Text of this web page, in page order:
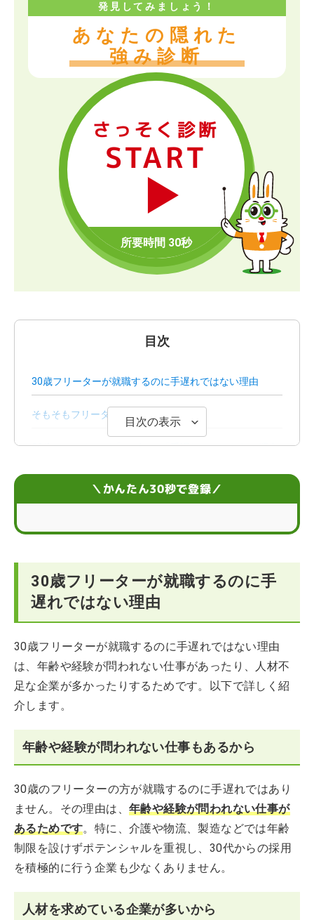
発見してみましょう！
あなたの隠れた
強み診断
さっそく診断
START
目次
30歳フリーターが就職するのに手遅れではない理由
そもそもフリーターとは？
30歳フリーターが「やばい」「手遅れ」といわれる理由
「30歳」「フリーター」に関するよくある質問
目次の表示
＼かんたん30秒で登録／
30歳フリーターが就職するのに手
遅れではない理由
30歳フリーターが就職するのに手遅れではない理由
は、年齢や経験が問われない仕事があったり、人材不
足な企業が多かったりするためです。以下で詳しく紹
介します。
年齢や経験が問われない仕事もあるから
30歳のフリーターの方が就職するのに手遅れではあり
ません。その理由は、 年齢や経験が問われない仕事が
あるためです。特に、介護や物流、製造などでは年齢
制限を設けずポテンシャルを重視し、30代からの採用
を積極的に行う企業も少なくありません。
人材を求めている企業が多いから